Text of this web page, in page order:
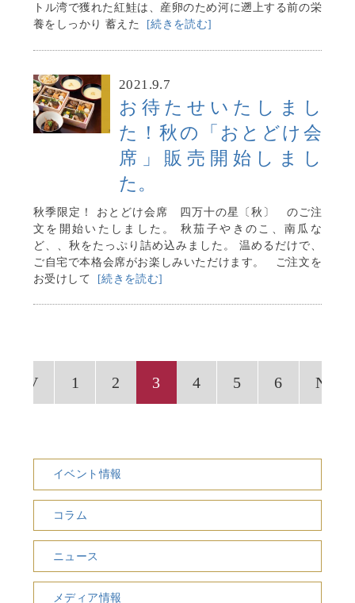
トル湾で獲れた紅鮭は、産卵のため河に遡上する前の栄
養をしっかり 蓄えた [続きを読む]
2021.9.7
お待たせいたしまし
た！秋の「おとどけ会
席」販売開始しまし
た。
秋季限定！ おとどけ会席 四万十の星〔秋〕 のご注
文を開始いたしました。 秋茄子やきのこ、南瓜な
ど、、秋をたっぷり詰め込みました。 温めるだけで、
ご自宅で本格会席がお楽しみいただけます。 ご注文を
お受けして [続きを読む]
1 2 3 4 5 6
イベント情報
コラム
ニュース
メディア情報